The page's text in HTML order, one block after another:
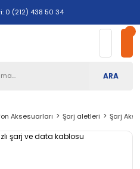
0 (212) 438 50 34
ARA
Aksesuarları Şarj aletleri Şarj